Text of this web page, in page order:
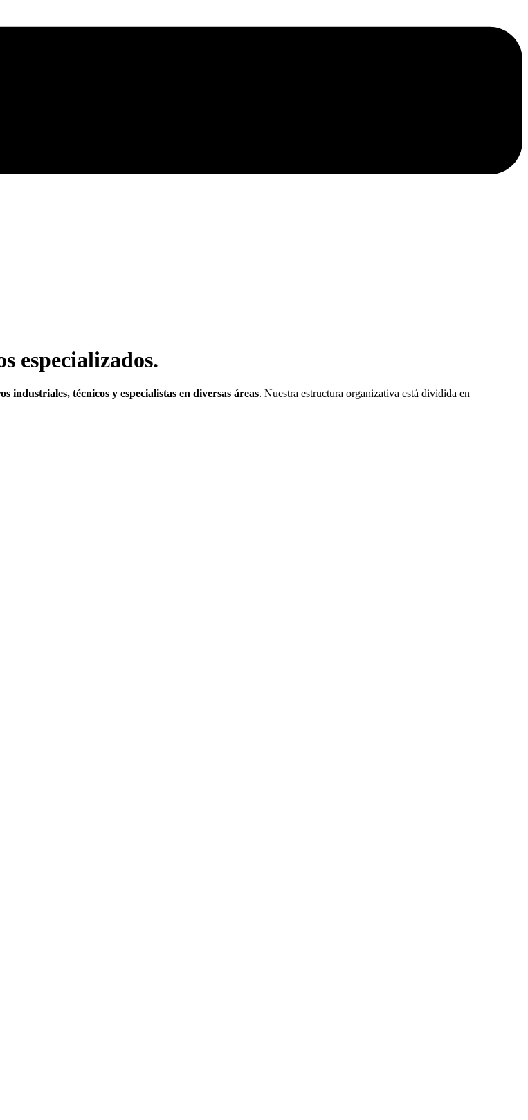
especializados.
técnicos y especialistas en diversas áreas. Nuestra estructura organizativa está dividida en